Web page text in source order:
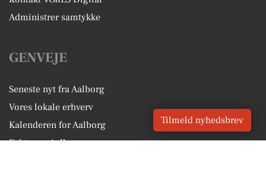
Administrer samtykke
GENVEJE
Seneste nyt fra Aalborg
Vores lokale erhverv
Kalenderen for Aalborg
Fakta om Aalborg
Tilmeld nyhedsbrev